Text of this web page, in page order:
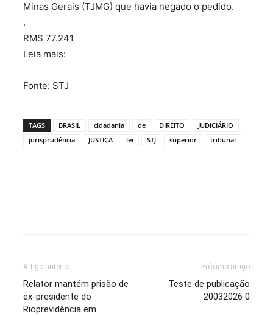
Minas Gerais (TJMG) que havia negado o pedido.
.
RMS 77.241
Leia mais:
Fonte: STJ
TAGS BRASIL cidadania de DIREITO
JUDICIÁRIO
jurisprudência
JUSTIÇA lei STJ superior tribunal
Artigo anterior
Relator mantém prisão de
ex-presidente do
Rioprevidência em
Próximo artigo
Teste de publicação
20032026 0